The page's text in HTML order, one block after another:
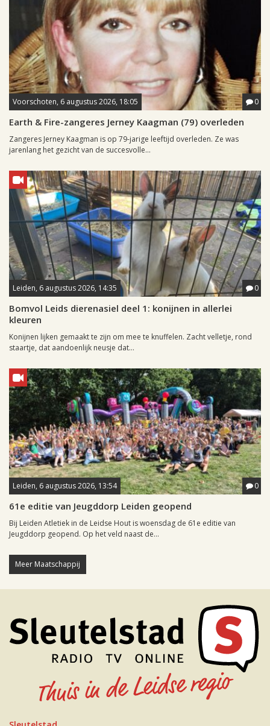
Voorschoten, 6 augustus 2026, 18:05 0
Earth & Fire-zangeres Jerney Kaagman (79) overleden
Zangeres Jerney Kaagman is op 79-jarige leeftijd overleden. Ze was
jarenlang het gezicht van de succesvolle...
Leiden, 6 augustus 2026, 14:35 0
Bomvol Leids dierenasiel deel 1: konijnen in allerlei
kleuren
Konijnen lijken gemaakt te zijn om mee te knuffelen. Zacht velletje, rond
staartje, dat aandoenlijk neusje dat...
Leiden, 6 augustus 2026, 13:54 0
61e editie van Jeugddorp Leiden geopend
Bij Leiden Atletiek in de Leidse Hout is woensdag de 61e editie van
Jeugddorp geopend. Op het veld naast de...
Meer Maatschappij